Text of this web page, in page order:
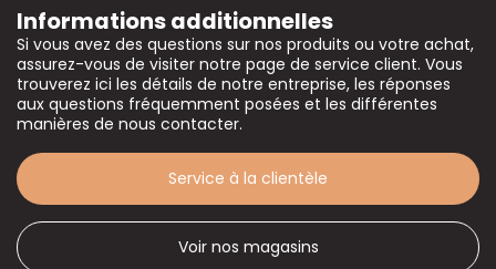
Informations additionnelles
Si vous avez des questions sur nos produits ou votre achat,
assurez-vous de visiter notre page de service client. Vous
trouverez ici les détails de notre entreprise, les réponses
aux questions fréquemment posées et les différentes
manières de nous contacter.
Service à la clientèle
Voir nos magasins